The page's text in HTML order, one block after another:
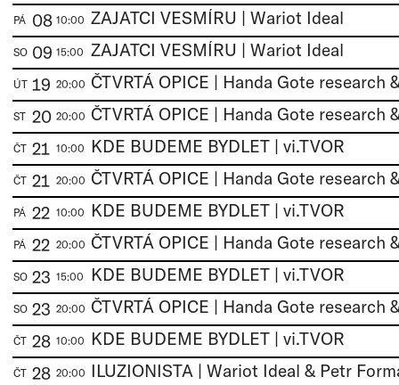
PÁ 08 10:00 ZAJATCI VESMÍRU | Wariot Ideal
SO 09 15:00 ZAJATCI VESMÍRU | Wariot Ideal
ÚT 19 20:00
ST 20 20:00
ČT 21 10:00 KDE BUDEME BYDLET | vi.TVOR
ČT 21 20:00
PÁ 22 10:00 KDE BUDEME BYDLET | vi.TVOR
PÁ 22 20:00
SO 23 15:00 KDE BUDEME BYDLET | vi.TVOR
SO 23 20:00
ČT 28 10:00 KDE BUDEME BYDLET | vi.TVOR
ČT 28 20:00 ILUZIONISTA | Wariot Ideal & Petr